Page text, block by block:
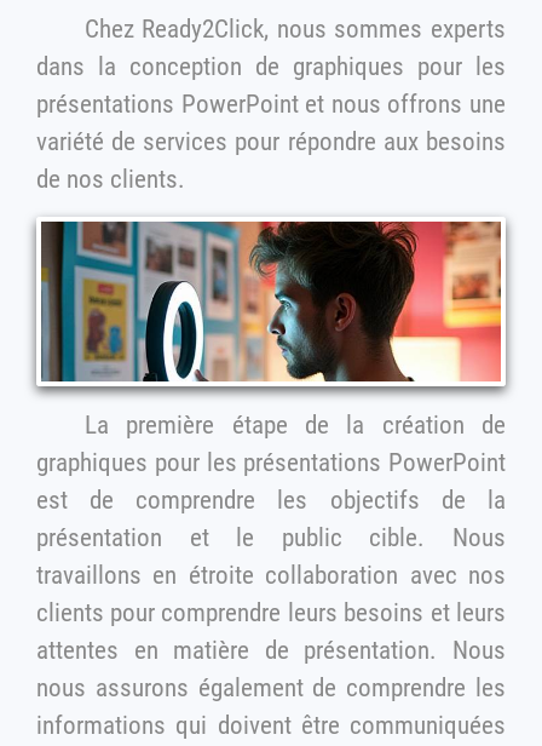
Chez Ready2Click, nous sommes experts
dans la conception de graphiques pour les
présentations PowerPoint et nous offrons une
variété de services pour répondre aux besoins
de nos clients.
La première étape de la création de
graphiques pour les présentations PowerPoint
est de comprendre les objectifs de la
présentation et le public cible. Nous
travaillons en étroite collaboration avec nos
clients pour comprendre leurs besoins et leurs
attentes en matière de présentation. Nous
nous assurons également de comprendre les
informations qui doivent être communiquées